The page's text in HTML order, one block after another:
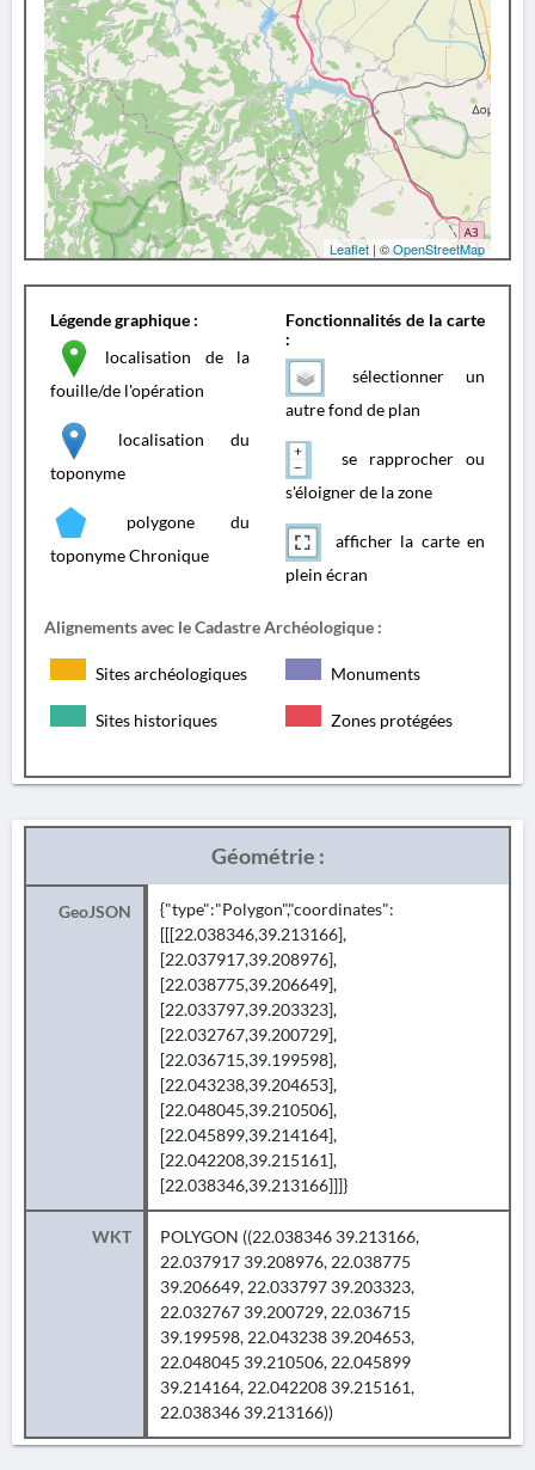
Leaflet | ©OpenStreetMap
Légende graphique :
localisation de la
fouille/de l'opération
localisation du
toponyme
polygone du
toponyme Chronique
Fonctionnalités de la carte
:
sélectionner un
autre fond de plan
se rapprocher ou
s'éloigner de la zone
afficher la carte en
plein écran
Alignements avec le Cadastre Archéologique :
Sites archéologiques Monuments
Sites historiques Zones protégées
Géométrie :
GeoJSON
{"type":"Polygon","coordinates":
[[[22.038346,39.213166],
[22.037917,39.208976],
[22.038775,39.206649],
[22.033797,39.203323],
[22.032767,39.200729],
[22.036715,39.199598],
[22.043238,39.204653],
[22.048045,39.210506],
[22.045899,39.214164],
[22.042208,39.215161],
[22.038346,39.213166]]]}
WKT
POLYGON ((22.038346 39.213166,
22.037917 39.208976, 22.038775
39.206649, 22.033797 39.203323,
22.032767 39.200729, 22.036715
39.199598, 22.043238 39.204653,
22.048045 39.210506, 22.045899
39.214164, 22.042208 39.215161,
22.038346 39.213166))